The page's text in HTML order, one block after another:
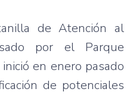
deAtención al
por el Parque
inició en enero pasado
de potenciales